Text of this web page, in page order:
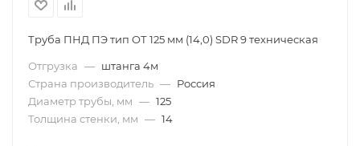
Труба ПНД ПЭ тип OТ 125 мм (14,0) SDR 9 техническая
Отгрузка — штанга 4м
Страна производитель — Россия
Диаметр трубы, мм — 125
Толщина стенки, мм — 14